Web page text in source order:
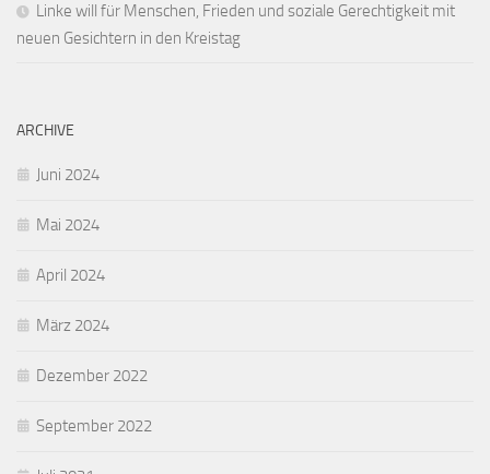
Linke will für Menschen, Frieden und soziale Gerechtigkeit mit
neuen Gesichtern in den Kreistag
ARCHIVE
Juni 2024
Mai 2024
April 2024
März 2024
Dezember 2022
September 2022